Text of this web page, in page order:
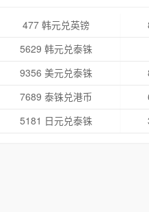
477 韩元兑英镑
5629 韩元兑泰铢
9356 美元兑泰铢
7689 泰铢兑港币
5181 日元兑泰铢